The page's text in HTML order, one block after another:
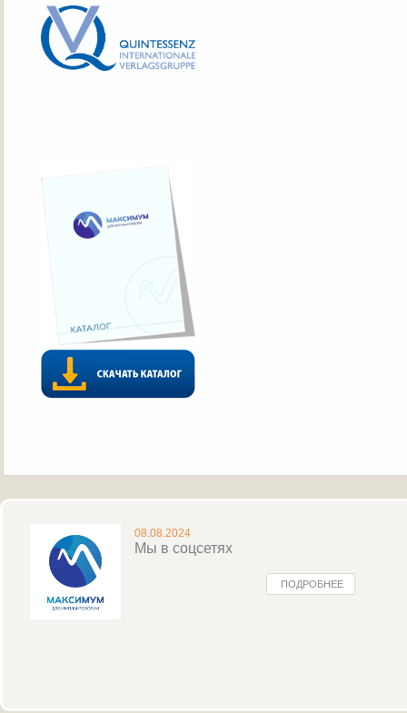
08.08.2024
Мы в соцсетях
ПОДРОБНЕЕ